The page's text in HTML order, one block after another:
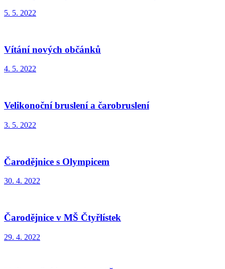
5. 5. 2022
Vítání nových občánků
4. 5. 2022
Velikonoční bruslení a čarobruslení
3. 5. 2022
Čarodějnice s Olympicem
30. 4. 2022
Čarodějnice v MŠ Čtyřlístek
29. 4. 2022